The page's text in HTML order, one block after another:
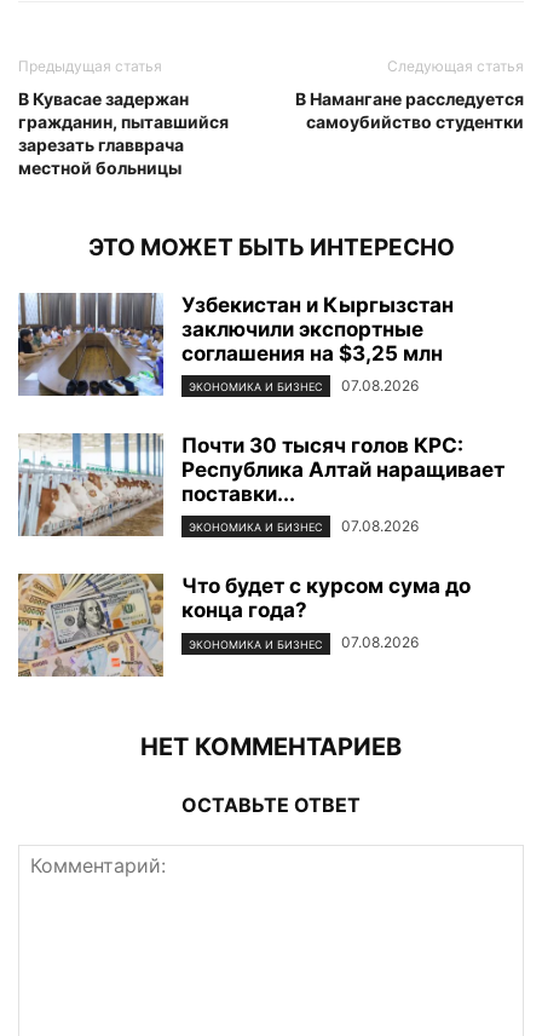
Предыдущая статья
В Кувасае задержан
гражданин, пытавшийся
зарезать главврача
местной больницы
Следующая статья
В Намангане расследуется
самоубийство студентки
ЭТО МОЖЕТ БЫТЬ ИНТЕРЕСНО
Узбекистан и Кыргызстан
заключили экспортные
соглашения на $3,25 млн
ЭКОНОМИКА И БИЗНЕС 07.08.2026
Почти 30 тысяч голов КРС:
Республика Алтай наращивает
поставки...
ЭКОНОМИКА И БИЗНЕС 07.08.2026
Что будет с курсом сума до
конца года?
ЭКОНОМИКА И БИЗНЕС 07.08.2026
НЕТ КОММЕНТАРИЕВ
ОСТАВЬТЕ ОТВЕТ